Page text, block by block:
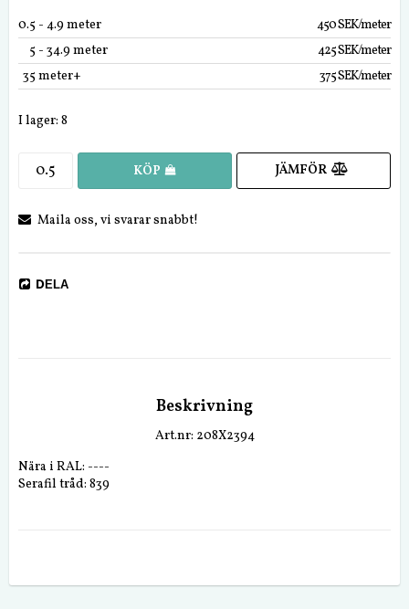
0.5 - 4.9 meter
450 SEK/meter
5 - 34.9 meter
425 SEK/meter
35 meter+ 375 SEK/meter
I lager: 8
KÖP JÄMFÖR
Maila oss, vi svarar snabbt!
DELA
Beskrivning
Art.nr: 208X2394
Nära i RAL: ----
Serafil tråd: 839